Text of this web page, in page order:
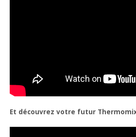
Et découvrez votre futur